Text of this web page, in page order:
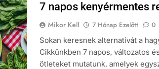
7 napos kenyérmentes
Mikor Kell 7 Hónap Ezelőtt 0
Sokan keresnek alternatívát a
Cikkünkben 7 napos, változatos
ötleteket mutatunk, amelyek